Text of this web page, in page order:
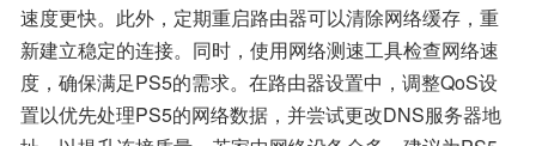
速度更快。此外，定期重启路由器可以清除网络缓存，重
新建立稳定的连接。同时，使用网络测速工具检查网络速
度，确保满足PS5的需求。在路由器设置中，调整QoS设
置以优先处理PS5的网络数据，并尝试更改DNS服务器地